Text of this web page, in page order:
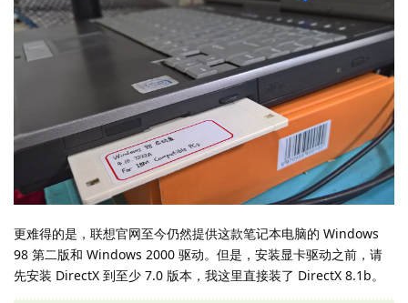
更难得的是，联想官网至今仍然提供这款笔记本电脑的 Windows
98 第二版和 Windows 2000 驱动。但是，安装显卡驱动之前，请
先安装 DirectX 到至少 7.0 版本，我这里直接装了 DirectX 8.1b。